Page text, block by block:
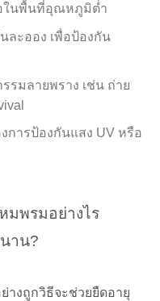
ในพื้นที่อุณหภูมิต่ำ
ละออง เพื่อป้องกัน
รมลายพราง เช่น ถ่าย
การป้องกันแสง UV หรือ
มพรมอย่างไร
าน?
างถูกวิธีจะช่วยยืดอายุ